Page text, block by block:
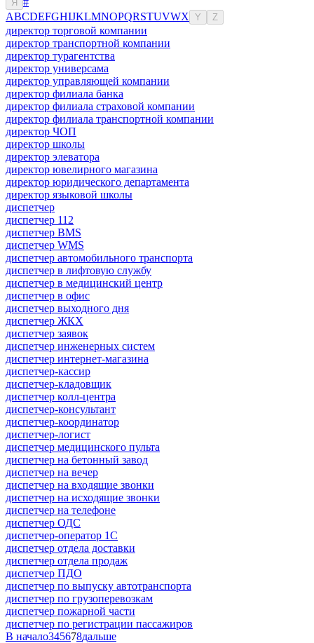
Я
ABCDEFGHIJKLMNOPQRSTUVWX Y Z
директор торговой компании
директор транспортной компании
директор турагентства
директор универсама
директор управляющей компании
директор филиала банка
директор филиала страховой компании
директор филиала транспортной компании
директор ЧОП
директор школы
директор элеватора
директор ювелирного магазина
директор юридического департамента
директор языковой школы
диспетчер
диспетчер 112
диспетчер BMS
диспетчер WMS
диспетчер автомобильного транспорта
диспетчер в лифтовую службу
диспетчер в медицинский центр
диспетчер в офис
диспетчер выходного дня
диспетчер ЖКХ
диспетчер заявок
диспетчер инженерных систем
диспетчер интернет-магазина
диспетчер-кассир
диспетчер-кладовщик
диспетчер колл-центра
диспетчер-консультант
диспетчер-координатор
диспетчер-логист
диспетчер медицинского пульта
диспетчер на бетонный завод
диспетчер на вечер
диспетчер на входящие звонки
диспетчер на исходящие звонки
диспетчер на телефоне
диспетчер ОДС
диспетчер-оператор 1С
диспетчер отдела доставки
диспетчер отдела продаж
диспетчер ПДО
диспетчер по выпуску автотранспорта
диспетчер по грузоперевозкам
диспетчер пожарной части
диспетчер по регистрации пассажиров
В начало345678дальше